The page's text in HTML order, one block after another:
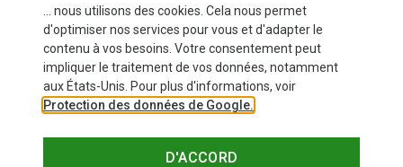
... nous utilisons des cookies. Cela nous permet
d'optimiser nos services pour vous et d'adapter le
contenu à vos besoins. Votre consentement peut
impliquer le traitement de vos données, notamment
aux États-Unis. Pour plus d'informations, voir
Protection des données de Google.
D'ACCORD